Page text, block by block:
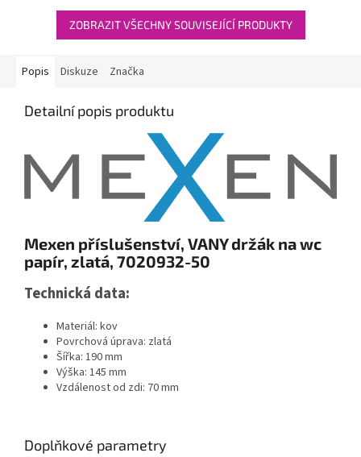
ZOBRAZIT VŠECHNY SOUVISEJÍCÍ PRODUKTY
Popis Diskuze Značka
Detailní popis produktu
Mexen příslušenství, VANY držák na wc
papír, zlatá, 7020932-50
Technická data:
Materiál: kov
Povrchová úprava: zlatá
Šířka: 190 mm
Výška: 145 mm
Vzdálenost od zdi: 70 mm
Doplňkové parametry